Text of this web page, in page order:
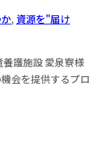
, 資源を"届け
護施設 愛泉寮様
会を提供するプロ